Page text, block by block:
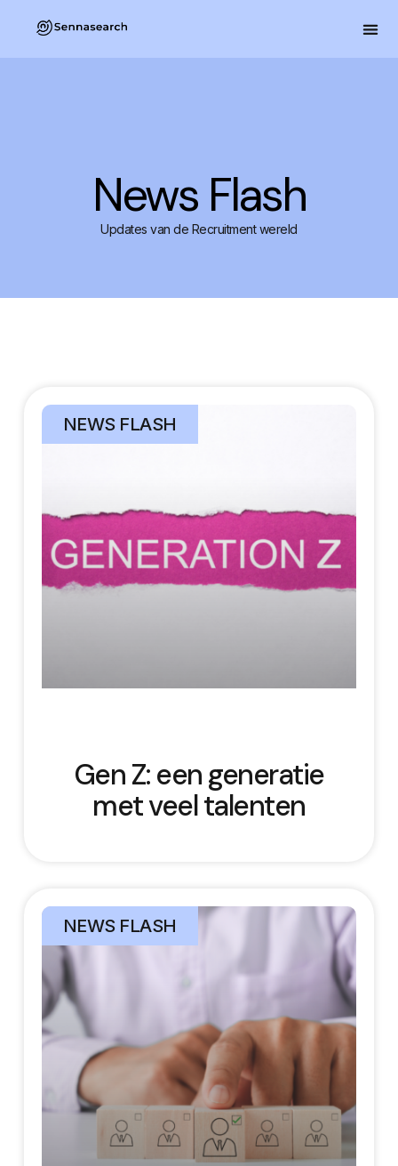
News Flash
Updates van de Recruitment wereld
NEWS FLASH
Gen Z: een generatie
met veel talenten
NEWS FLASH